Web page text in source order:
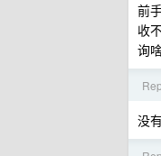
前
收
询
没